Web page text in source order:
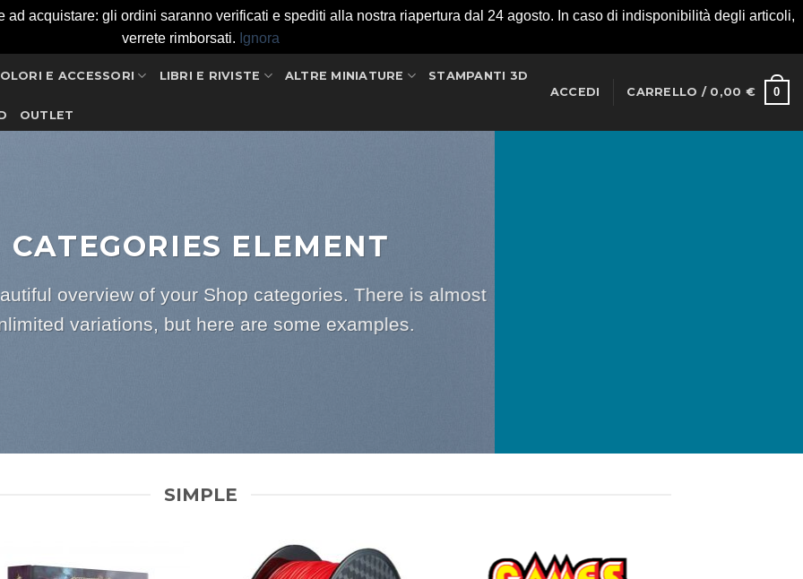
acquistare: gli ordini saranno verificati e spediti alla nostra riapertura dal 24 agosto. In caso di indisponibilità degli articoli,
verrete rimborsati. Ignora
E ACCESSORI LIBRI E RIVISTE ALTRE MINIATURE STAMPANTI 3D
OUTLET
ACCEDI CARRELLO / 0,00 € 0
CATEGORIES ELEMENT
overview of your Shop categories. There is almost
variations, but here are some examples.
SIMPLE